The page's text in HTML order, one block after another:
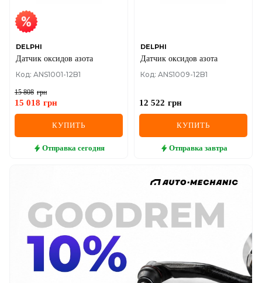
DELPHI
Датчик оксидов азота
Код: ANS1001-12B1
15 808 грн
15 018 грн
КУПИТЬ
Отправка сегодня
DELPHI
Датчик оксидов азота
Код: ANS1009-12B1
12 522 грн
КУПИТЬ
Отправка завтра